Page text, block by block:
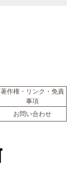
著作権・リンク・免責
事項
お問い合わせ